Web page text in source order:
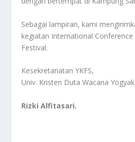
Sebagai lampiran, kami
kegiatan International
Festival.
Kesekretariatan YKFS,
Univ. Kristen Duta Wacana
Rizki Alfitasari.